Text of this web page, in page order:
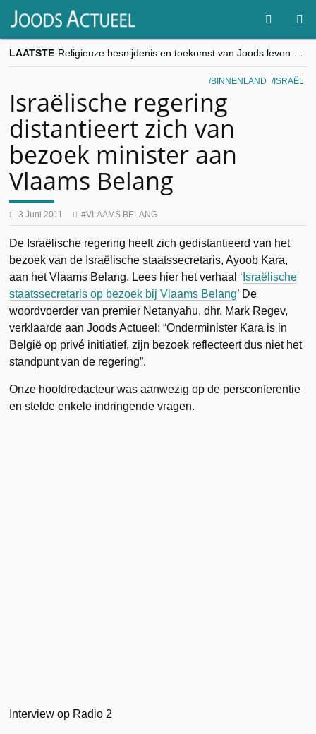
LAATSTE
“Besnijdenisdebat toont hoe moeilijk seculiere Westen minderheden begrijpt”, Jinnih Beels (Vooruit)
CITYTRIP | ROEMENIË – Boekarest: de verrassing van Oost-Europa
BINNENLAND ISRAËL
Israëlische regering
distantieert zich van
bezoek minister aan
Vlaams Belang
3 Juni 2011 VLAAMS BELANG
De Israëlische regering heeft zich gedistantieerd van het
bezoek van de Israëlische staatssecretaris, Ayoob Kara,
aan het Vlaams Belang. Lees hier het verhaal ‘ Israëlische
staatssecretaris op bezoek bij Vlaams Belang’ De
woordvoerder van premier Netanyahu, dhr. Mark Regev,
verklaarde aan Joods Actueel: “Onderminister Kara is in
België op privé initiatief, zijn bezoek reflecteert dus niet het
standpunt van de regering”.
Onze hoofdredacteur was aanwezig op de persconferentie
en stelde enkele indringende vragen.
Interview op Radio 2